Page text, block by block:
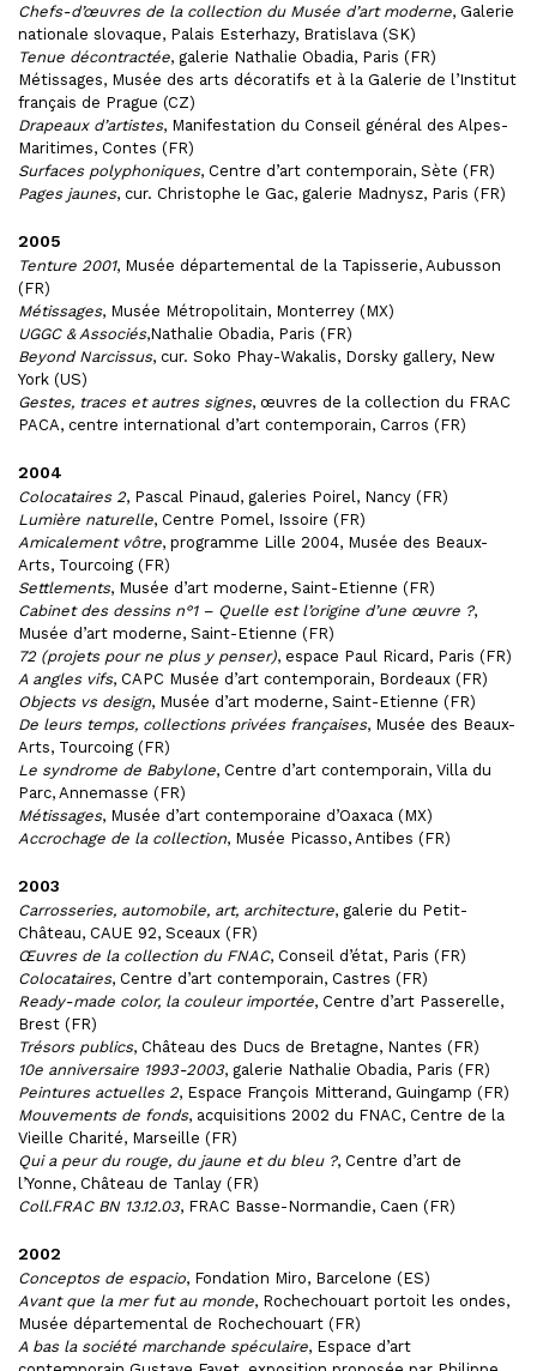
Chefs-d’œuvres de la collection du Musée d’art moderne, Galerie
nationale slovaque, Palais Esterhazy, Bratislava (SK)
Tenue décontractée, galerie Nathalie Obadia, Paris (FR)
Métissages, Musée des arts décoratifs et à la Galerie de l’Institut
français de Prague (CZ)
Drapeaux d’artistes, Manifestation du Conseil général des Alpes-
Maritimes, Contes (FR)
Surfaces polyphoniques, Centre d’art contemporain, Sète (FR)
Pages jaunes, cur. Christophe le Gac, galerie Madnysz, Paris (FR)
2005
Tenture 2001, Musée départemental de la Tapisserie, Aubusson
(FR)
Métissages, Musée Métropolitain, Monterrey (MX)
UGGC & Associés,Nathalie Obadia, Paris (FR)
Beyond Narcissus, cur. Soko Phay-Wakalis, Dorsky gallery, New
York (US)
Gestes, traces et autres signes, œuvres de la collection du FRAC
PACA, centre international d’art contemporain, Carros (FR)
2004
Colocataires 2, Pascal Pinaud, galeries Poirel, Nancy (FR)
Lumière naturelle, Centre Pomel, Issoire (FR)
Amicalement vôtre, programme Lille 2004, Musée des Beaux-
Arts, Tourcoing (FR)
Settlements, Musée d’art moderne, Saint-Etienne (FR)
Cabinet des dessins n°1 – Quelle est l’origine d’une œuvre ?,
Musée d’art moderne, Saint-Etienne (FR)
72 (projets pour ne plus y penser), espace Paul Ricard, Paris (FR)
A angles vifs, CAPC Musée d’art contemporain, Bordeaux (FR)
Objects vs design, Musée d’art moderne, Saint-Etienne (FR)
De leurs temps, collections privées françaises, Musée des Beaux-
Arts, Tourcoing (FR)
Le syndrome de Babylone, Centre d’art contemporain, Villa du
Parc, Annemasse (FR)
Métissages, Musée d’art contemporaine d’Oaxaca (MX)
Accrochage de la collection, Musée Picasso, Antibes (FR)
2003
Carrosseries, automobile, art, architecture, galerie du Petit-
Château, CAUE 92, Sceaux (FR)
Œuvres de la collection du FNAC, Conseil d’état, Paris (FR)
Colocataires, Centre d’art contemporain, Castres (FR)
Ready-made color, la couleur importée, Centre d’art Passerelle,
Brest (FR)
Trésors publics, Château des Ducs de Bretagne, Nantes (FR)
10e anniversaire 1993-2003, galerie Nathalie Obadia, Paris (FR)
Peintures actuelles 2, Espace François Mitterand, Guingamp (FR)
Mouvements de fonds, acquisitions 2002 du FNAC, Centre de la
Vieille Charité, Marseille (FR)
Qui a peur du rouge, du jaune et du bleu ?, Centre d’art de
l’Yonne, Château de Tanlay (FR)
Coll.FRAC BN 13.12.03, FRAC Basse-Normandie, Caen (FR)
2002
Conceptos de espacio, Fondation Miro, Barcelone (ES)
Avant que la mer fut au monde, Rochechouart portoit les ondes,
Musée départemental de Rochechouart (FR)
A bas la société marchande spéculaire, Espace d’art